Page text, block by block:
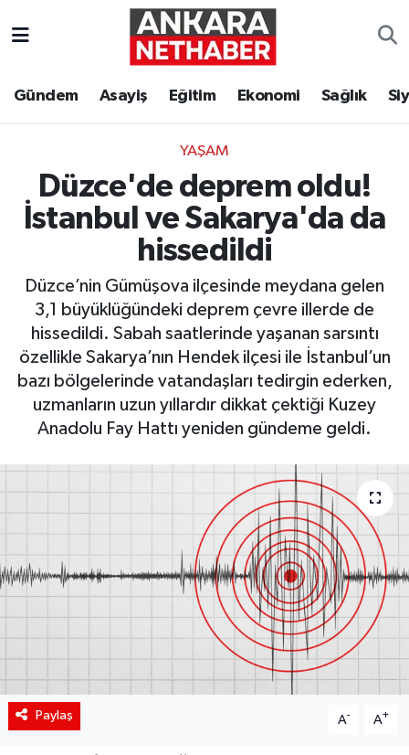
Gündem Asayiş Eğitim Ekonomi Sağlık
YAŞAM
Düzce'de deprem oldu!
İstanbul ve Sakarya'da da
hissedildi
Düzce’nin Gümüşova ilçesinde meydana gelen
3,1 büyüklüğündeki deprem çevre illerde de
hissedildi. Sabah saatlerinde yaşanan sarsıntı
özellikle Sakarya’nın Hendek ilçesi ile İstanbul’un
bazı bölgelerinde vatandaşları tedirgin ederken,
uzmanların uzun yıllardır dikkat çektiği Kuzey
Anadolu Fay Hattı yeniden gündeme geldi.
Paylaş A- A+
Ekonomi
Kim Kimdir Nereli
Resmi İlanlar
Sağlık
Spor
Teknoloji
Yaşam
Ankara Hava Durumu
Süper Lig Puan Durumu ve Fikstür
Tüm Manşetler
Son Dakika Haberleri
Haber Arşivi